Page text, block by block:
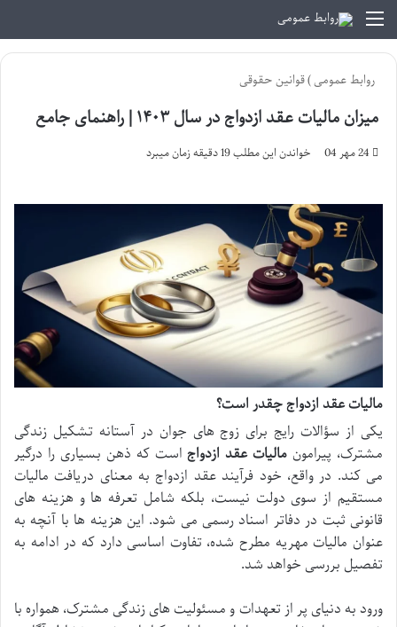
منو
روابط عمومی)قوانین حقوقی
میزان مالیات عقد ازدواج در سال ۱۴۰۳ | راهنمای جامع
24 مهر 04 خواندن این مطلب 19 دقیقه زمان میبرد
مالیات عقد ازدواج چقدر است؟
یکی از سؤالات رایج برای زوج های جوان در آستانه تشکیل زندگی
مشترک، پیرامون مالیات عقد ازدواجاست که ذهن بسیاری را درگیر
می کند. در واقع، خود فرآیند عقد ازدواج به معنای دریافت مالیات
مستقیم از سوی دولت نیست، بلکه شامل تعرفه ها و هزینه های
قانونی ثبت در دفاتر اسناد رسمی می شود. این هزینه ها با آنچه به
عنوان مالیات مهریه مطرح شده، تفاوت اساسی دارد که در ادامه به
تفصیل بررسی خواهد شد.
ورود به دنیای پر از تعهدات و مسئولیت های زندگی مشترک، همواره با